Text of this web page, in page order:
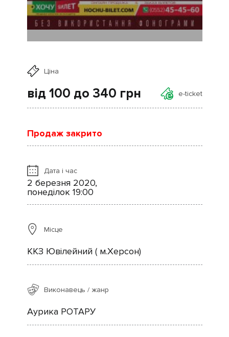
Ціна
від 100 до 340 грн e-ticket
Продаж закрито
Дата і час
2 березня 2020,
понеділок 19:00
Місце
ККЗ Ювілейний ( м.Херсон)
Виконавець / жанр
Аурика РОТАРУ